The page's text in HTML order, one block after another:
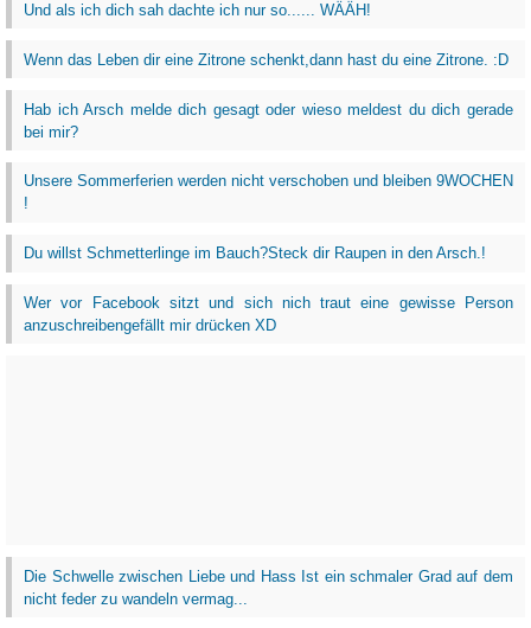
Und als ich dich sah dachte ich nur so...... WÄÄH!
Wenn das Leben dir eine Zitrone schenkt,dann hast du eine Zitrone. :D
Hab ich Arsch melde dich gesagt oder wieso meldest du dich gerade
bei mir?
Unsere Sommerferien werden nicht verschoben und bleiben 9WOCHEN
!
Du willst Schmetterlinge im Bauch?Steck dir Raupen in den Arsch.!
Wer vor Facebook sitzt und sich nich traut eine gewisse Person
anzuschreibengefällt mir drücken XD
Die Schwelle zwischen Liebe und Hass Ist ein schmaler Grad auf dem
nicht feder zu wandeln vermag...